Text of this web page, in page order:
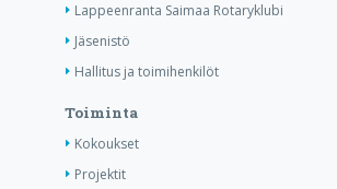
Lappeenranta Saimaa Rotaryklubi
Jäsenistö
Hallitus ja toimihenkilöt
Toiminta
Kokoukset
Projektit